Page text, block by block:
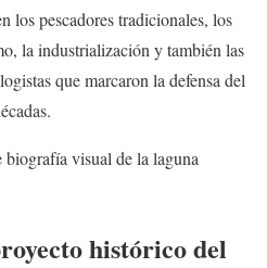
los pescadores tradicionales, los
la industrialización y también las
que marcaron la defensa del
biografía visual de la laguna
histórico del